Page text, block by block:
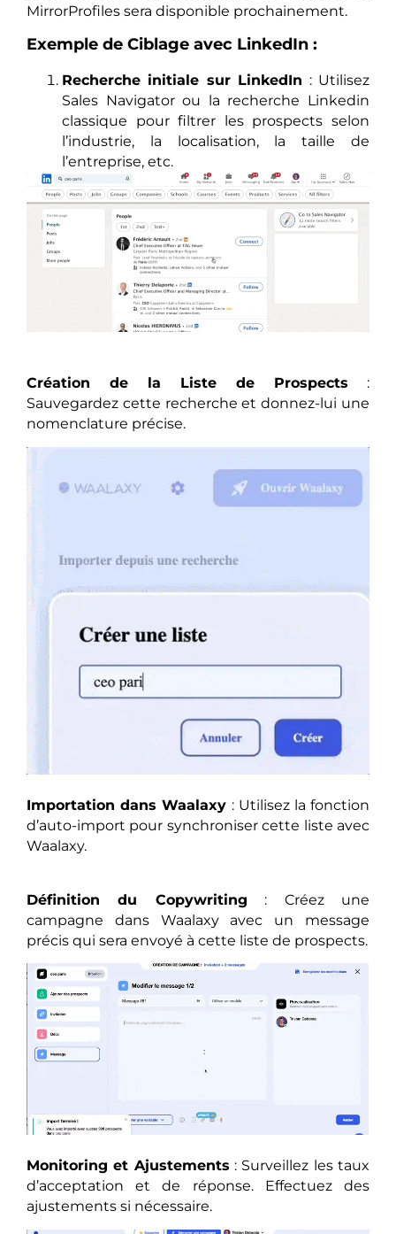
MirrorProfiles sera disponible prochainement.
Exemple de Ciblage avec LinkedIn :
Recherche initiale sur LinkedIn : Utilisez
Sales Navigator ou la recherche Linkedin
classique pour filtrer les prospects selon
l’industrie, la localisation, la taille de
l’entreprise, etc.
Création de la Liste de Prospects :
Sauvegardez cette recherche et donnez-lui une
nomenclature précise.
Importation dans Waalaxy : Utilisez la fonction
d’auto-import pour synchroniser cette liste avec
Waalaxy.
Définition du Copywriting : Créez une
campagne dans Waalaxy avec un message
précis qui sera envoyé à cette liste de prospects.
Monitoring et Ajustements : Surveillez les taux
d’acceptation et de réponse. Effectuez des
ajustements si nécessaire.